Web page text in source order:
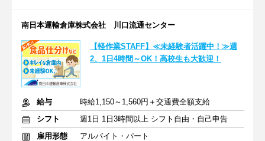
南日本運輸倉庫株式会社 川口流通センター
【軽作業STAFF】≪未経験者活躍中！≫週
2、1日4時間～OK！高校生も大歓迎！
給与
時給1,150～1,560円＋交通費全額支給
シフト
週1日 1日3時間以上 シフト自由・自己申告
雇用形態
アルバイト・パート